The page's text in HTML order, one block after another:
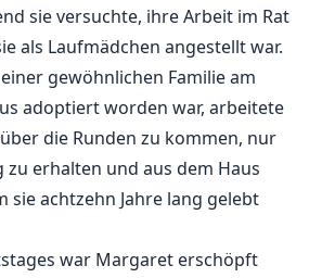
einer seltenen Blutlinie. Vor
ein Eid abgelegt und ein Dekret
erlassen, dass der
die erstgeborene Tochter
und eine aussterbende
ausrichten, sollen unsere
und die Blutlinie fortsetzen.“
sie versuchte, ihre Arbeit im Rat
als Laufmädchen angestellt war.
gewöhnlichen Familie am
adoptiert worden war, arbeitete
die Runden zu kommen, nur
zu erhalten und aus dem Haus
sie achtzehn Jahre lang gelebt
war Margaret erschöpft